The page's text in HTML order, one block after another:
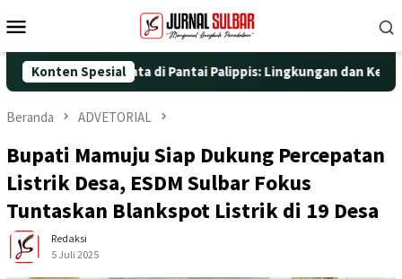
ke
Mobile
Konten Spesial
Aksi Nyata di Pantai Palippis: Lingkungan dan Kesehatan
Beranda ADVETORIAL
Bupati Mamuju Siap Dukung Percepatan
Listrik Desa, ESDM Sulbar Fokus
Tuntaskan Blankspot Listrik di 19 Desa
Redaksi
5 Juli 2025